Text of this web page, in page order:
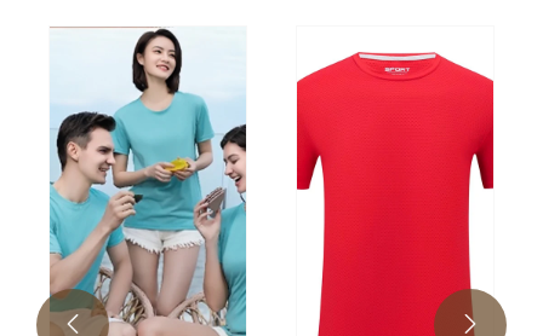
 